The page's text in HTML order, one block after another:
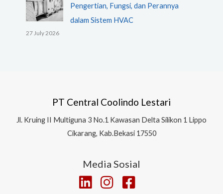
Pengertian, Fungsi, dan Perannya
dalam Sistem HVAC
27 July 2026
PT Central Coolindo Lestari
Jl. Kruing II Multiguna 3 No.1 Kawasan Delta Silikon 1 Lippo
Cikarang, Kab.Bekasi 17550
Media Sosial